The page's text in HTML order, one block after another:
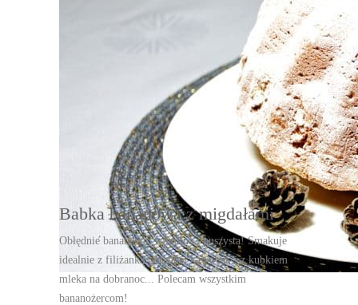
DRUKUJ
Babka bananowa z migdałami
Obłędnie bananowa, wilgotna i puszysta! Smakuje
idealnie z filiżanką porannej kawy jak i z kubkiem
mleka na dobranoc... Polecam wszystkim
bananożercom!